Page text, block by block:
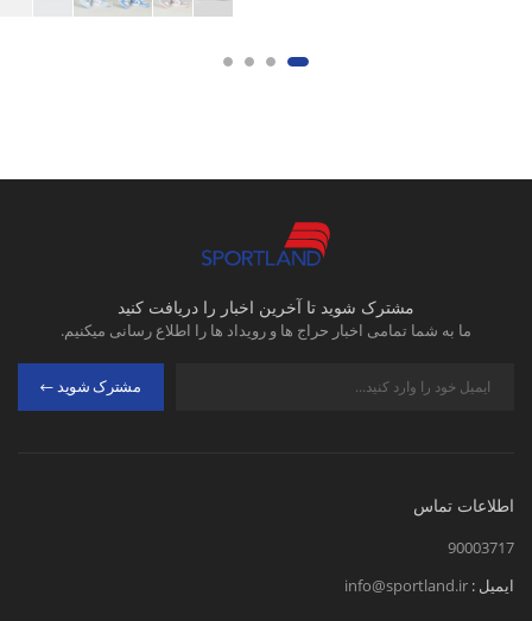
مشترک شوید تا آخرین اخبار را دریافت کنید
ما به شما تمامی اخبار حراج ها و رویداد ها را اطلاع رسانی میکنیم.
مشترک شوید
اطلاعات تماس
90003717
ایمیل : info@sportland.ir